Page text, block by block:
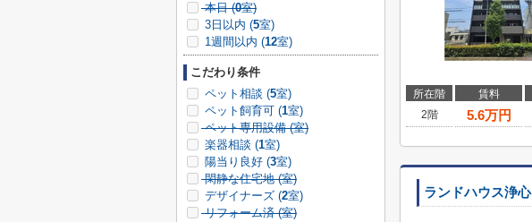
所在階 賃料
2階
5.6万円
ランドハウス浄心
本日 (0室)
3日以内 (5室)
1週間以内 (12室)
こだわり条件
ペット相談 (5室)
ペット飼育可 (1室)
ペット専用設備 (室)
楽器相談 (1室)
陽当り良好 (3室)
閑静な住宅地 (室)
デザイナーズ (2室)
リフォーム済 (室)